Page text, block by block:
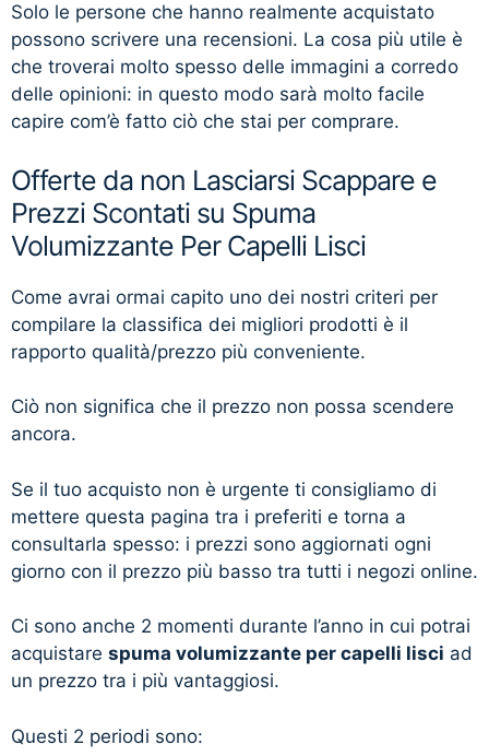
Solo le persone che hanno realmente acquistato
possono scrivere una recensioni. La cosa più utile è
che troverai molto spesso delle immagini a corredo
delle opinioni: in questo modo sarà molto facile
capire com’è fatto ciò che stai per comprare.
Offerte da non Lasciarsi Scappare e
Prezzi Scontati su Spuma
Volumizzante Per Capelli Lisci
Come avrai ormai capito uno dei nostri criteri per
compilare la classifica dei migliori prodotti è il
rapporto qualità/prezzo più conveniente.
Ciò non significa che il prezzo non possa scendere
ancora.
Se il tuo acquisto non è urgente ti consigliamo di
mettere questa pagina tra i preferiti e torna a
consultarla spesso: i prezzi sono aggiornati ogni
giorno con il prezzo più basso tra tutti i negozi online.
Ci sono anche 2 momenti durante l’anno in cui potrai
acquistare spuma volumizzante per capelli lisci ad
un prezzo tra i più vantaggiosi.
Questi 2 periodi sono: